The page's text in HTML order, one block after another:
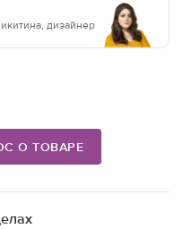
дизайнер
О ТОВАРЕ